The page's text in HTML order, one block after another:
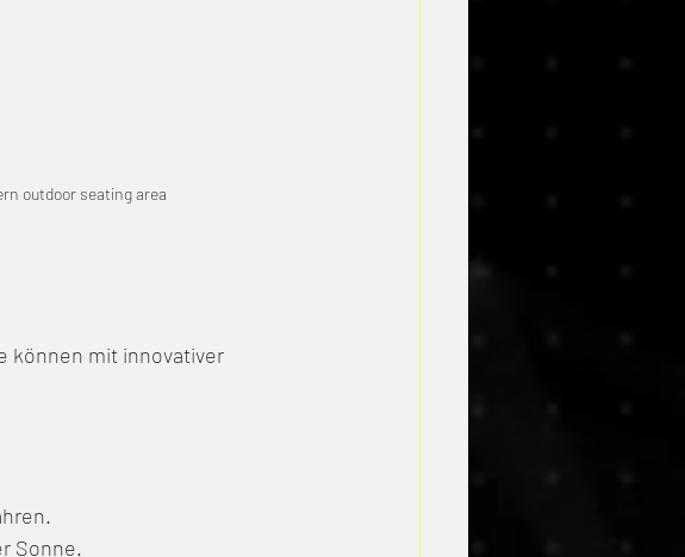
outdoor seating area
können mit innovativer
Sonne.